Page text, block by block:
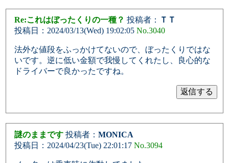
Re:これはぼったくりの一種？ 投稿者：
ＴＴ
投稿日：2024/03/13(Wed) 19:02:05 No.3040
法外な値段をふっかけてないので、ぼったくりではな
いです。逆に低い金額で我慢してくれたし、良心的な
ドライバーで良かったですね。
謎のままです投稿者： MONICA
投稿日：2024/04/23(Tue) 22:01:17 No.3094